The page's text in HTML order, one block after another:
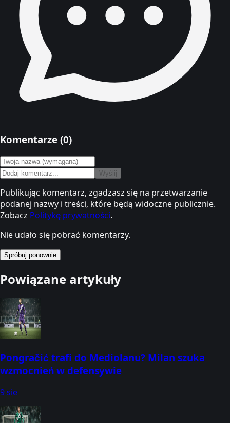
Komentarze (0)
Wyślij
Publikując komentarz, zgadzasz się na przetwarzanie
podanej nazwy i treści, które będą widoczne publicznie.
Zobacz Politykę prywatności.
Nie udało się pobrać komentarzy.
Spróbuj ponownie
Powiązane artykuły
Pongračić trafi do Mediolanu? Milan szuka
wzmocnień w defensywie
9 sie